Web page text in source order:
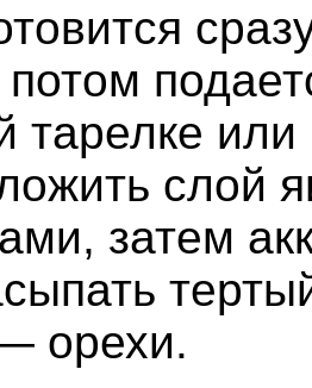
потом
тарелке
слой
затем
орехи.